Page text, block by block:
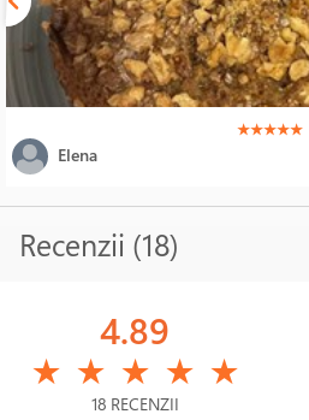
(*)
★(*)
★(*)
★(*)
★(*)
★
Elena
Recenzii (18)
4.89
★ ★ ★ ★ ★
18 RECENZII